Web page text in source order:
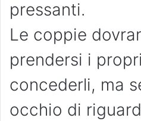
pressanti.
Le coppie
prendersi i
concederli, ma
occhio di